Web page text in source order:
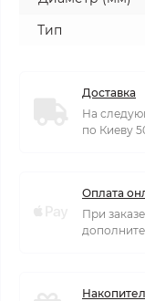
Тип
Доставка
На
по Киеву
Оплата
При